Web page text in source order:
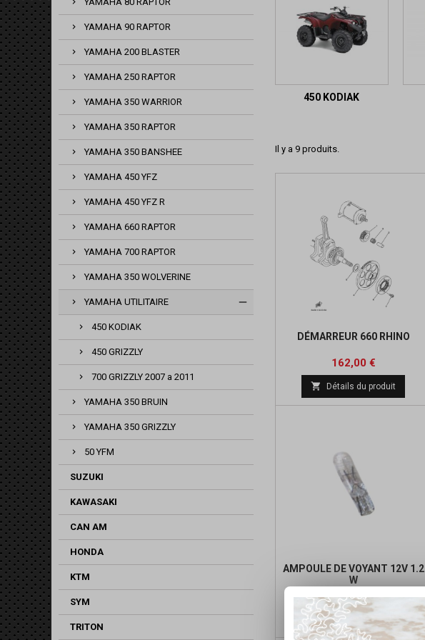
YAMAHA 90 RAPTOR
YAMAHA 200 BLASTER
YAMAHA 250 RAPTOR
YAMAHA 350 WARRIOR
YAMAHA 350 RAPTOR
YAMAHA 350 BANSHEE
YAMAHA 450 YFZ
YAMAHA 450 YFZ R
YAMAHA 660 RAPTOR
YAMAHA 700 RAPTOR
YAMAHA 350 WOLVERINE
YAMAHA UTILITAIRE
450 KODIAK
450 GRIZZLY
700 GRIZZLY 2007 a 2011
YAMAHA 350 BRUIN
YAMAHA 350 GRIZZLY
50 YFM
SUZUKI
KAWASAKI
CAN AM
HONDA
KTM
SYM
TRITON
450 KODIAK
Il y a 9 produits.
DÉMARREUR 660 RHINO
Prix
162,00 €
 Détails du produit
AMPOULE DE VOYANT 12V 1.2
W
Prix
5,00 €
 Ajouter au panier